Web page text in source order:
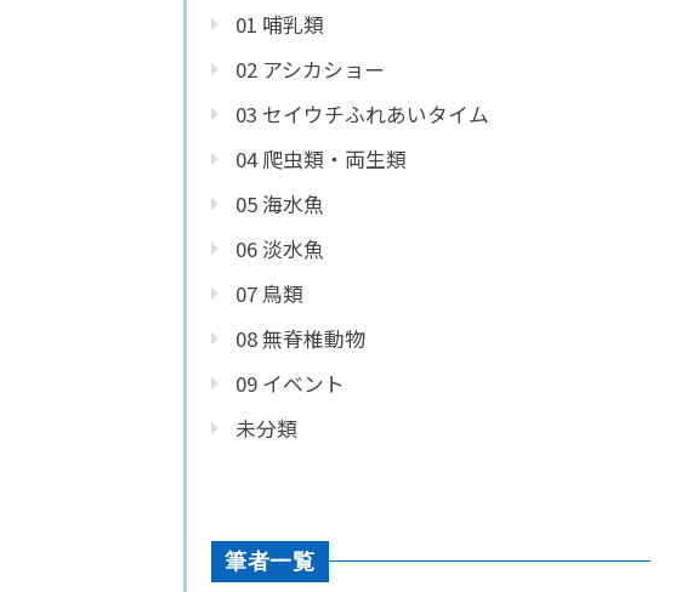
01 哺乳類
02 アシカショー
03 セイウチふれあいタイム
04 爬虫類・両生類
05 海水魚
06 淡水魚
07 鳥類
08 無脊椎動物
09 イベント
未分類
筆者一覧